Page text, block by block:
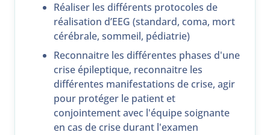
Réaliser les différents protocoles de
réalisation d’EEG (standard, coma, mort
cérébrale, sommeil, pédiatrie)
Reconnaitre les différentes phases d'une
crise épileptique, reconnaitre les
différentes manifestations de crise, agir
pour protéger le patient et
conjointement avec l'équipe soignante
en cas de crise durant l'examen